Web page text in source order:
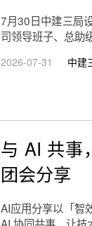
7月30日中建三局
司领导班子、总助
2026-07-31 中建
与 AI 共事
团会分享
AI应用分享以「智